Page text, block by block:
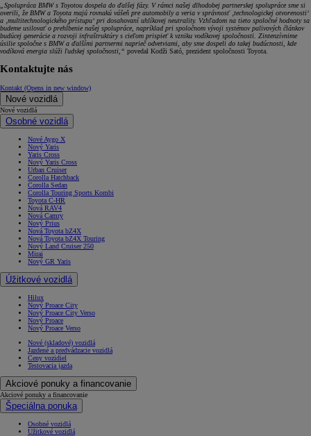
„Spolupráca BMW s Toyotou dospela do ďalšej fázy. V rámci našej dlhodobej partnerskej spolupráce sme si
overili, že BMW a Toyota majú rovnakú vášeň pre automobily a veria v správnosť ‚technologickej otvorenosti‘
a ‚multitechnologického prístupu‘ pri dosahovaní uhlíkovej neutrality. Vzhľadom na tieto spoločné hodnoty sa
budeme usilovať o prehĺbenie našej spolupráce, napríklad pri spoločnom vývoji systémov palivových článkov
budúcej generácie a rozvoji infraštruktúry s cieľom prispieť k vzniku vodíkovej spoločnosti. Zintenzívnime
úsilie spoločne s BMW a ďalšími partnermi naprieč odvetviami, aby sme dospeli do takej budúcnosti, kde
vodíková energia slúži ľudskej spoločnosti,“ povedal Kodži Sató, prezident spoločnosti Toyota.
Kontaktujte nás
Kontakt (Opens in new window)
Nové vozidlá
Nové vozidlá
Osobné vozidlá
Nové Aygo X
Nový Yaris
Yaris Cross
Nový Yaris Cross
Urban Cruiser
Corolla Hatchback
Corolla Sedan
Corolla Touring Sports Kombi
Toyota C-HR
Nová RAV4
Nová Camry
Nový Prius
Nová Toyota bZ4X
Nová Toyota bZ4X Touring
Nový Land Cruiser 250
Mirai
Nový GR Yaris
Úžitkové vozidlá
Hilux
Nový Proace City
Nový Proace City Verso
Nový Proace
Nový Proace Verso
Nové (skladové) vozidlá
Jazdené a predvádzacie vozidlá
Ceny vozidiel
Testovacia jazda
Akciové ponuky a financovanie
Akciové ponuky a financovanie
Špeciálna ponuka
Osobné vozidlá
Úžitkové vozidlá